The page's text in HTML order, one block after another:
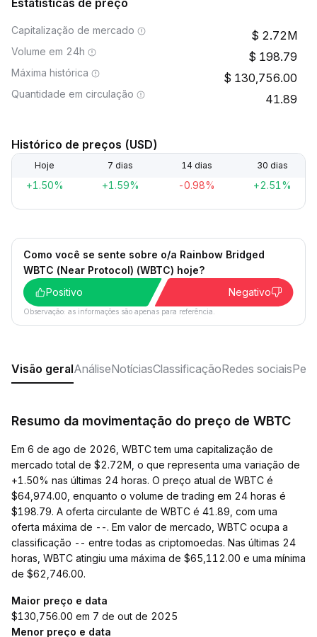
Estatisticas de preço
Capitalização de mercado 2.72M
Volume em 24h 198.79
Máxima histórica 130,756.00
Quantidade em circulação 41.89
Histórico de preços (USD)
Hoje 7 dias 14 dias 30 dias
+1.50% +1.59% -0.98% +2.51%
Como você se sente sobre o/a Rainbow Bridged
WBTC (Near Protocol) (WBTC) hoje?
Positivo
Negativo
Observação: as informações são apenas para referência.
Visão geralAnáliseNotíciasClassificaçãoRedes sociais
Resumo da movimentação do preço de WBTC
Em 6 de ago de 2026, WBTC tem uma capitalização de
mercado total de $2.72M, o que representa uma variação de
+1.50% nas últimas 24 horas. O preço atual de WBTC é
$64,974.00, enquanto o volume de trading em 24 horas é
$198.79. A oferta circulante de WBTC é 41.89, com uma
oferta máxima de --. Em valor de mercado, WBTC ocupa a
classificação -- entre todas as criptomoedas. Nas últimas 24
horas, WBTC atingiu uma máxima de $65,112.00 e uma mínima
de $62,746.00.
Maior preço e data
$130,756.00 em 7 de out de 2025
Menor preço e data